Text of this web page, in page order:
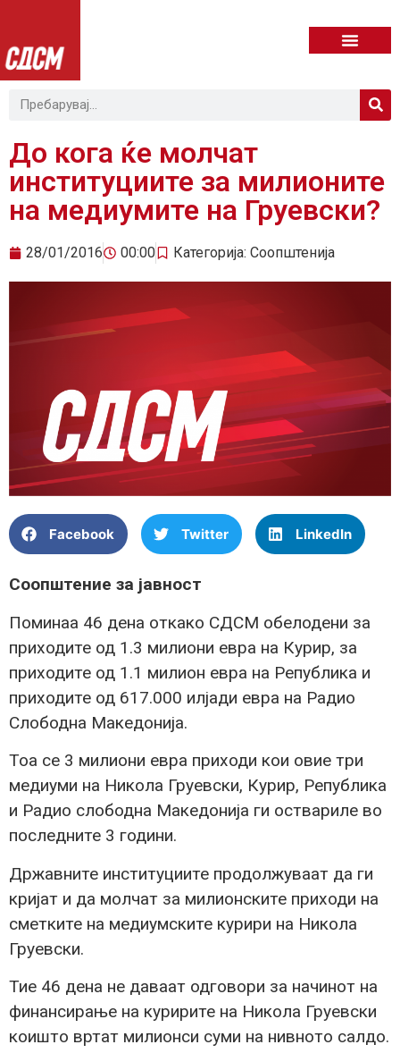
До кога ќе молчат
институциите за милионите
на медиумите на Груевски?
28/01/2016 00:00 Категорија: Соопштенија
Facebook Twitter LinkedIn
Соопштение за јавност
Поминаа 46 дена откако СДСМ обелодени за
приходите од 1.3 милиони евра на Курир, за
приходите од 1.1 милион евра на Република и
приходите од 617.000 илјади евра на Радио
Слободна Македонија.
Тоа се 3 милиони евра приходи кои овие три
медиуми на Никола Груевски, Курир, Република
и Радио слободна Македонија ги оствариле во
последните 3 години.
Државните институциите продолжуваат да ги
кријат и да молчат за милионските приходи на
сметките на медиумските курири на Никола
Груевски.
Тие 46 дена не даваат одговори за начинот на
финансирање на куририте на Никола Груевски
коишто вртат милионси суми на нивното салдо.